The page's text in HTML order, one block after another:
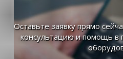
Оставьте заявку прямо
консультацию и помощь в